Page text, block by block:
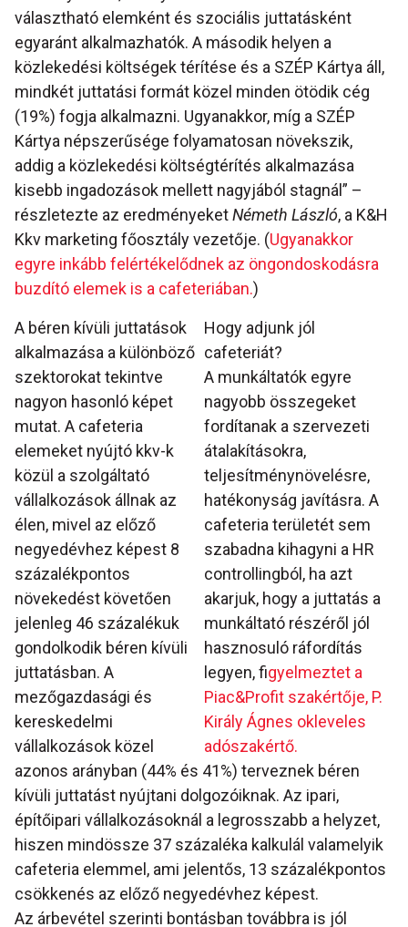
választható elemként és szociális juttatásként
egyaránt alkalmazhatók. A második helyen a
közlekedési költségek térítése és a SZÉP Kártya áll,
mindkét juttatási formát közel minden ötödik cég
(19%) fogja alkalmazni. Ugyanakkor, míg a SZÉP
Kártya népszerűsége folyamatosan növekszik,
addig a közlekedési költségtérítés alkalmazása
kisebb ingadozások mellett nagyjából stagnál” –
részletezte az eredményeketNémeth László, a K&H
Kkv marketing főosztály vezetője. (Ugyanakkor
egyre inkább felértékelődnek az öngondoskodásra
buzdító elemek is a cafeteriában.)
Hogy adjunk jól
cafeteriát?
A munkáltatók egyre
nagyobb összegeket
fordítanak a szervezeti
átalakításokra,
teljesítménynövelésre,
hatékonyság javításra. A
cafeteria területét sem
szabadna kihagyni a HR
controllingból, ha azt
akarjuk, hogy a juttatás a
munkáltató részéről jól
hasznosuló ráfordítás
legyen, figyelmeztet a
Piac&Profit szakértője, P.
Király Ágnes okleveles
adószakértő.
A béren kívüli juttatások
alkalmazása a különböző
szektorokat tekintve
nagyon hasonló képet
mutat. A cafeteria
elemeket nyújtó kkv-k
közül a szolgáltató
vállalkozások állnak az
élen, mivel az előző
negyedévhez képest 8
százalékpontos
növekedést követően
jelenleg 46 százalékuk
gondolkodik béren kívüli
juttatásban. A
mezőgazdasági és
kereskedelmi
vállalkozások közel
azonos arányban (44% és 41%) terveznek béren
kívüli juttatást nyújtani dolgozóiknak. Az ipari,
építőipari vállalkozásoknál a legrosszabb a helyzet,
hiszen mindössze 37 százaléka kalkulál valamelyik
cafeteria elemmel, ami jelentős, 13 százalékpontos
csökkenés az előző negyedévhez képest.
Az árbevétel szerinti bontásban továbbra is jól